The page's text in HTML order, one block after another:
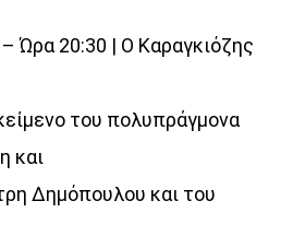
– Ώρα 20:30 | Ο Καραγκιόζης
του πολυπράγμονα
και
Δημόπουλου και του